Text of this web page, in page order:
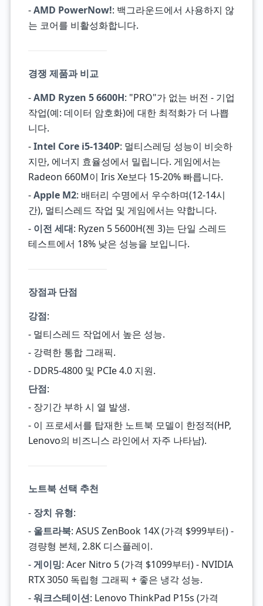
-AMD PowerNow!: 백그라운드에서 사용하지 않
는 코어를 비활성화합니다.
경쟁 제품과 비교
-AMD Ryzen 5 6600H: "PRO"가 없는 버전 - 기업
작업(예: 데이터 암호화)에 대한 최적화가 더 나쁩
니다.
-Intel Core i5-1340P: 멀티스레딩 성능이 비슷하
지만, 에너지 효율성에서 밀립니다. 게임에서는
Radeon 660M이 Iris Xe보다 15-20% 빠릅니다.
-Apple M2: 배터리 수명에서 우수하며(12-14시
간), 멀티스레드 작업 및 게임에서는 약합니다.
- 이전 세대: Ryzen 5 5600H(젠 3)는 단일 스레드
테스트에서 18% 낮은 성능을 보입니다.
장점과 단점
강점:
- 멀티스레드 작업에서 높은 성능.
- 강력한 통합 그래픽.
- DDR5-4800 및 PCIe 4.0 지원.
단점:
- 장기간 부하 시 열 발생.
- 이 프로세서를 탑재한 노트북 모델이 한정적(HP,
Lenovo의 비즈니스 라인에서 자주 나타남).
노트북 선택 추천
- 장치 유형:
- 울트라북: ASUS ZenBook 14X (가격 $999부터) -
경량형 본체, 2.8K 디스플레이.
-게이밍: Acer Nitro 5 (가격 $1099부터) - NVIDIA
RTX 3050 독립형 그래픽 + 좋은 냉각 성능.
-워크스테이션: Lenovo ThinkPad P15s (가격